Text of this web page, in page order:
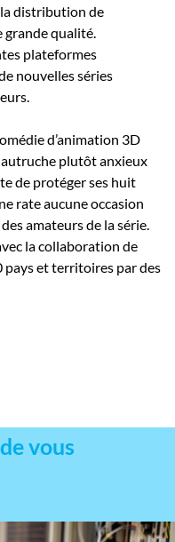
la distribution de
grande qualité.
plateformes
nouvelles séries
d’animation 3D
autruche plutôt anxieux
de protéger ses huit
rate aucune occasion
amateurs de la série.
la collaboration de
pays et territoires par des
vous